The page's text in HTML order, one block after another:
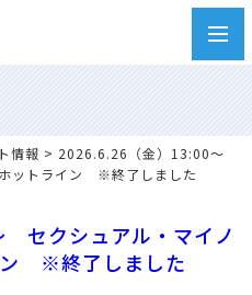
情報 > 2026.6.26（金）13:00～
ットライン ※終了しました
セクシュアル・マイノ
ン ※終了しました